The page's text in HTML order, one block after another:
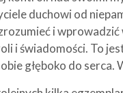
duchowi od
i wprowadzić
i świadomości. To
głęboko do serca.